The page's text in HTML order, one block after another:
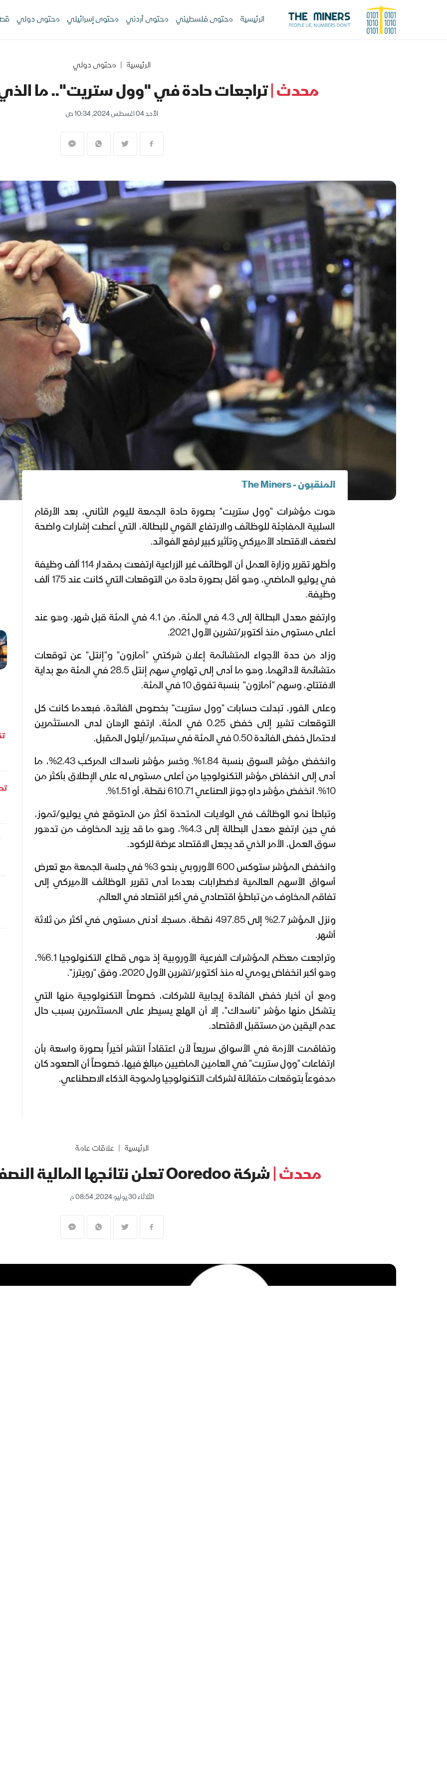
الرئيسية محتوى فلسطيني محتوى أردني محتوى إسرائيلي محتوى دولي
الرئيسية محتوى دولي
محدث |تراجعات حادة في "وول ستريت".. ما
الأحد 04 اغسطس 2024, 10:34 ص
المنقبون - The Miners
هوت مؤشرات "وول ستريت" بصورة حادة الجمعة لليوم الثاني، بعد الأرقام
السلبية المفاجئة للوظائف والارتفاع القوي للبطالة، التي أعطت إشارات واضحة
لضعف الاقتصاد الأميركي وتأثير كبير لرفع الفوائد.
وأظهر تقرير وزارة العمل أن الوظائف غير الزراعية ارتفعت بمقدار 114 ألف وظيفة
في يوليو الماضي، وهو أقل بصورة حادة من التوقعات التي كانت عند 175 ألف
وظيفة.
وارتفع معدل البطالة إلى 4.3 في المئة، من 4.1 في المئة قبل شهر، وهو عند
أعلى مستوى منذ أكتوبر/تشرين الأول 2021.
وزاد من حدة الأجواء المتشائمة إعلان شركتي "أمازون" و"إنتل" عن توقعات
متشائمة لأدائهما، وهو ما أدى إلى تهاوي سهم إنتل 28.5 في المئة مع بداية
الافتتاح، وسهم "أمازون" بنسبة تفوق 10 في المئة.
وعلى الفور، تبدلت حسابات "وول ستريت" بخصوص الفائدة، فبعدما كانت كل
التوقعات تشير إلى خفض 0.25 في المئة، ارتفع الرهان لدى المستثمرين
لاحتمال خفض الفائدة 0.50 في المئة في سبتمبر/أيلول المقبل.
وانخفض مؤشر السوق بنسبة 1.84%. وخسر مؤشر ناسداك المركب 2.43%، ما
أدى إلى انخفاض مؤشر التكنولوجيا من أعلى مستوى له على الإطلاق بأكثر من
10%. انخفض مؤشر داو جونز الصناعي 610.71 نقطة، أو 1.51%.
وتباطأ نمو الوظائف في الولايات المتحدة أكثر من المتوقع في يوليو/تموز،
في حين ارتفع معدل البطالة إلى 4.3%، وهو ما قد يزيد المخاوف من تدهور
سوق العمل، الأمر الذي قد يجعل الاقتصاد عرضة للركود.
وانخفض المؤشر ستوكس 600 الأوروبي بنحو 3% في جلسة الجمعة مع تعرض
أسواق الأسهم العالمية لاضطرابات بعدما أدى تقرير الوظائف الأميركي إلى
تفاقم المخاوف من تباطؤ اقتصادي في أكبر اقتصاد في العالم.
ونزل المؤشر 2.7% إلى 497.85 نقطة، مسجلا أدنى مستوى في أكثر من ثلاثة
أشهر.
وتراجعت معظم المؤشرات الفرعية الأوروبية إذ هوى قطاع التكنولوجيا 6.1%،
وهو أكبر انخفاض يومي له منذ أكتوبر/تشرين الأول 2020، وفق "رويترز".
ومع أن أخبار خفض الفائدة إيجابية للشركات، خصوصاً التكنولوجية منها التي
يتشكل منها مؤشر "ناسداك"، إلا أن الهلع يسيطر على المستثمرين بسبب حال
عدم اليقين من مستقبل الاقتصاد.
وتفاقمت الأزمة في الأسواق سريعاً لأن اعتقاداً انتشر أخيراً بصورة واسعة بأن
ارتفاعات "وول ستريت" في العامين الماضيين مبالغ فيها، خصوصاً أن الصعود كان
مدفوعاً بتوقعات متفائلة لشركات التكنولوجيا ولموجة الذكاء الاصطناعي.
الرئيسية علاقات عامة
محدث |شركة Ooredoo تعلن نتائجها المالية النصفية للعام 2024
الثلاثاء 30 يوليو 2024, 08:54 م